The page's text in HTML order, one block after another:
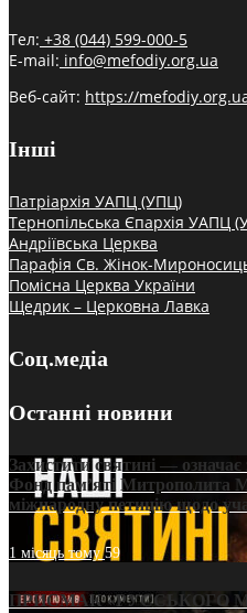
Тел: +38 (044) 599-000-5
E-mail: info@mefodiy.org.ua
Веб-сайт: https://
Інші
Патріархія УАПЦ (УПЦ)
Тернопільська Єпархія УАПЦ
Андріївська Церква
Парафія Св. Жінок-
Помісна Церква України
Щедрик – Церковна Лавка
Соц.медіа
Останні новини
Захистити святині —
Фонд пам’яті Митрополита
міжнародну петицію щодо
1 місяць тому59
ПРИСМАК «РУССЬКОГО